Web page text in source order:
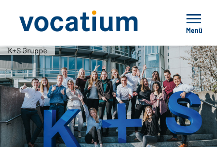
Menü
K+S Gruppe